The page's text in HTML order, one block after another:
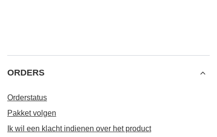
ORDERS
Orderstatus
Pakket volgen
Ik wil een klacht indienen over het product